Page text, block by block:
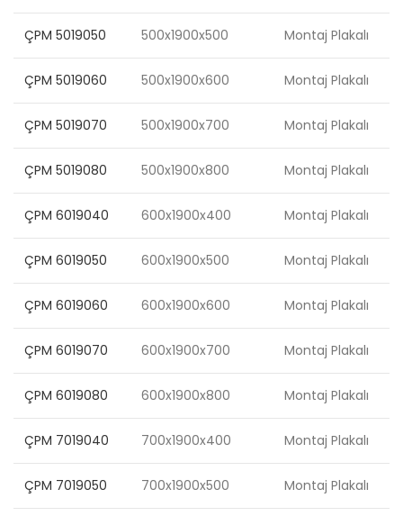
ÇPM 5019050 500x1900x500 Montaj Plakalı
ÇPM 5019060 500x1900x600 Montaj Plakalı
ÇPM 5019070 500x1900x700 Montaj Plakalı
ÇPM 5019080 500x1900x800 Montaj Plakalı
ÇPM 6019040 600x1900x400 Montaj Plakalı
ÇPM 6019050 600x1900x500 Montaj Plakalı
ÇPM 6019060 600x1900x600 Montaj Plakalı
ÇPM 6019070 600x1900x700 Montaj Plakalı
ÇPM 6019080 600x1900x800 Montaj Plakalı
ÇPM 7019040 700x1900x400 Montaj Plakalı
ÇPM 7019050 700x1900x500 Montaj Plakalı